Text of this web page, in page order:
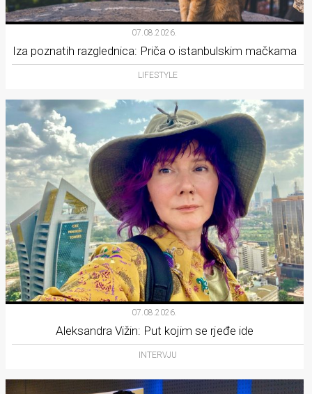
07.08.2026.
Iza poznatih razglednica: Priča o istanbulskim mačkama
LIFESTYLE
07.08.2026.
Aleksandra Vižin: Put kojim se rjeđe ide
INTERVJU